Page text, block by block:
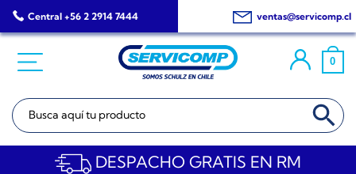
Saltar
al
Central +56 2 2914 7444 ventas@servicomp.cl
0
Buscar: BOTÓN DE
DESPACHO GRATIS EN RM